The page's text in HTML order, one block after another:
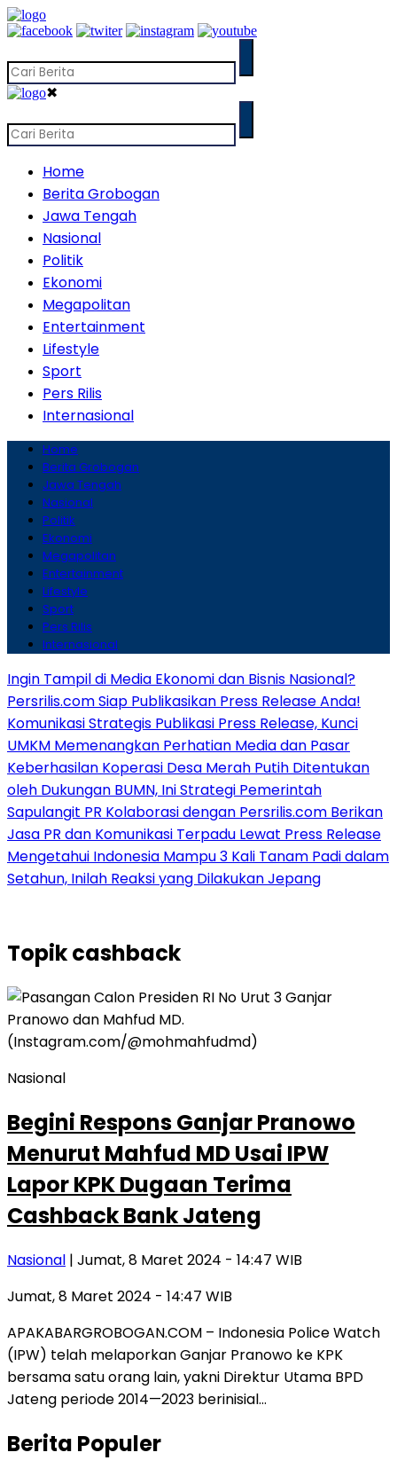
✖
Home
Berita Grobogan
Jawa Tengah
Nasional
Politik
Ekonomi
Megapolitan
Entertainment
Lifestyle
Sport
Pers Rilis
Internasional
Home
Berita Grobogan
Jawa Tengah
Nasional
Politik
Ekonomi
Megapolitan
Entertainment
Lifestyle
Sport
Pers Rilis
Internasional
Ingin Tampil di Media Ekonomi dan Bisnis Nasional?
Persrilis.com Siap Publikasikan Press Release Anda!
Komunikasi Strategis Publikasi Press Release, Kunci
UMKM Memenangkan Perhatian Media dan Pasar
Keberhasilan Koperasi Desa Merah Putih Ditentukan
oleh Dukungan BUMN, Ini Strategi Pemerintah
Sapulangit PR Kolaborasi dengan Persrilis.com Berikan
Jasa PR dan Komunikasi Terpadu Lewat Press Release
Mengetahui Indonesia Mampu 3 Kali Tanam Padi dalam
Setahun, Inilah Reaksi yang Dilakukan Jepang
Topikcashback
Nasional
Begini Respons Ganjar Pranowo
Menurut Mahfud MD Usai IPW
Lapor KPK Dugaan Terima
Cashback Bank Jateng
Nasional | Jumat, 8 Maret 2024 - 14:47 WIB
Jumat, 8 Maret 2024 - 14:47 WIB
APAKABARGROBOGAN.COM – Indonesia Police Watch
(IPW) telah melaporkan Ganjar Pranowo ke KPK
bersama satu orang lain, yakni Direktur Utama BPD
Jateng periode 2014—2023 berinisial…
Berita Populer